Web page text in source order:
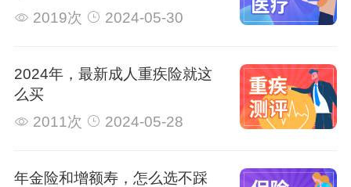
2019次
2024-05-30
2024年，最新成人重疾险就这
么买
2011次
2024-05-28
年金险和增额寿，怎么选不踩